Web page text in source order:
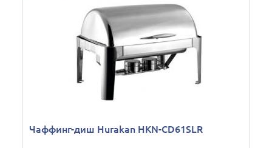
Чаффинг-диш Hurakan HKN-CD61SLR